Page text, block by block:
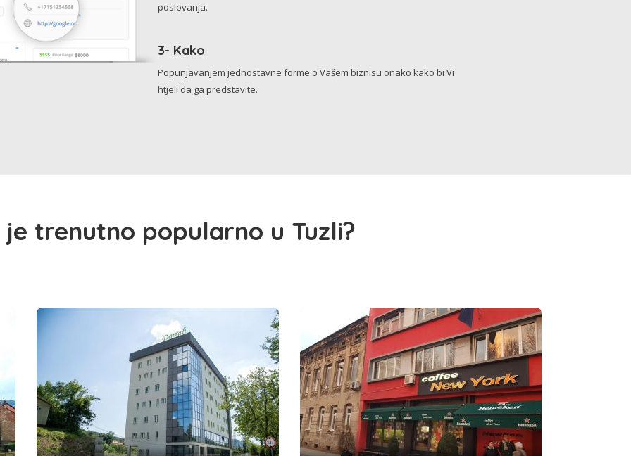
poslovanja.
3- Kako
Popunjavanjem jednostavne forme o Vašem biznisu onako kako bi Vi
htjeli da ga predstavite.
je trenutno popularno u Tuzli?